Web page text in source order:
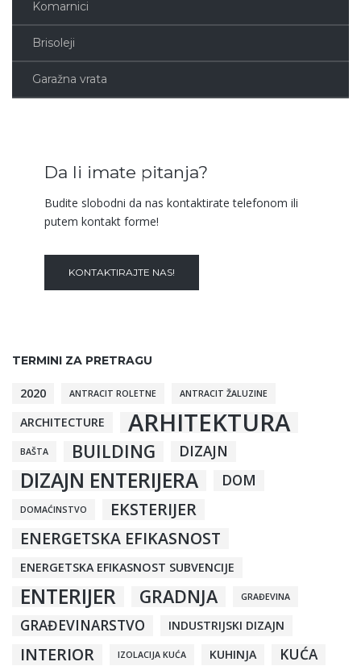
Komarnici
Brisoleji
Garažna vrata
Da li imate pitanja?
Budite slobodni da nas kontaktirate telefonom ili
putem kontakt forme!
KONTAKTIRAJTE NAS!
TERMINI ZA PRETRAGU
2020 ANTRACIT ROLETNE ANTRACIT ŽALUZINE
ARCHITECTURE ARHITEKTURA
BAŠTA BUILDING DIZAJN
DIZAJN ENTERIJERA DOM
DOMAĆINSTVO
EKSTERIJER
ENERGETSKA EFIKASNOST
ENERGETSKA EFIKASNOST SUBVENCIJE
ENTERIJER GRADNJA GRAĐEVINA
GRAĐEVINARSTVO INDUSTRIJSKI DIZAJN
INTERIOR IZOLACIJA KUĆA KUHINJA KUĆA